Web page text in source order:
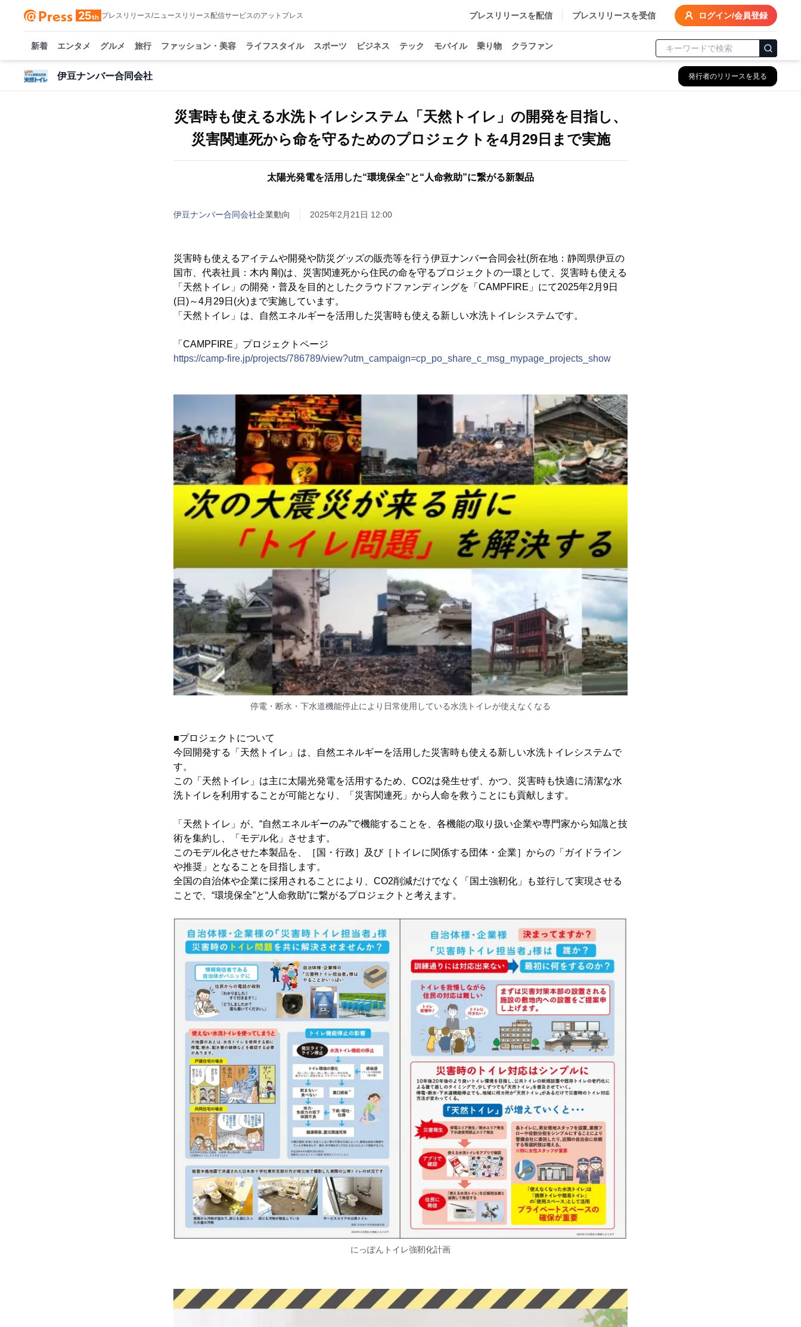
プレスリリース/ニュースリリース配信サービスのアットプレス プレスリリースを配信 プレスリリースを受信 ログイン/会員登録
新着 エンタメ グルメ 旅行 ファッション・美容 ライフスタイル スポーツ ビジネス テック モバイル 乗り物 クラファン
伊豆ナンバー合同会社 発行者のリリースを見る
災害時も使える水洗トイレシステム「天然トイレ」の開発を目指し、
災害関連死から命を守るためのプロジェクトを4月29日まで実施
太陽光発電を活用した“環境保全”と“人命救助”に繋がる新製品
伊豆ナンバー合同会社企業動向 2025年2月21日 12:00
災害時も使えるアイテムや開発や防災グッズの販売等を行う伊豆ナンバー合同会社(所在地：静岡県伊豆の
国市、代表社員：木内 剛)は、災害関連死から住民の命を守るプロジェクトの一環として、災害時も使える
「天然トイレ」の開発・普及を目的としたクラウドファンディングを「CAMPFIRE」にて2025年2月9日
(日)～4月29日(火)まで実施しています。
「天然トイレ」は、自然エネルギーを活用した災害時も使える新しい水洗トイレシステムです。
「CAMPFIRE」プロジェクトページ
https://camp-fire.jp/projects/786789/view?utm_campaign=cp_po_share_c_msg_mypage_projects_show
停電・断水・下水道機能停止により日常使用している水洗トイレが使えなくなる
■プロジェクトについて
今回開発する「天然トイレ」は、自然エネルギーを活用した災害時も使える新しい水洗トイレシステムで
す。
この「天然トイレ」は主に太陽光発電を活用するため、CO2は発生せず、かつ、災害時も快適に清潔な水
洗トイレを利用することが可能となり、「災害関連死」から人命を救うことにも貢献します。
「天然トイレ」が、“自然エネルギーのみ”で機能することを、各機能の取り扱い企業や専門家から知識と技
術を集約し、「モデル化」させます。
このモデル化させた本製品を、［国・行政］及び［トイレに関係する団体・企業］からの「ガイドライン
や推奨」となることを目指します。
全国の自治体や企業に採用されることにより、CO2削減だけでなく「国土強靭化」も並行して実現させる
ことで、“環境保全”と“人命救助”に繋がるプロジェクトと考えます。
にっぽんトイレ強靭化計画